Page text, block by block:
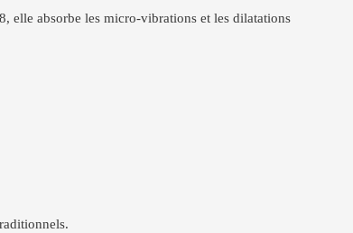
elle absorbe les micro-vibrations et les dilatations